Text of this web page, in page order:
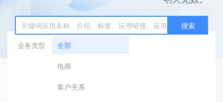
搜索
业务类型
全部
电商
客户关系